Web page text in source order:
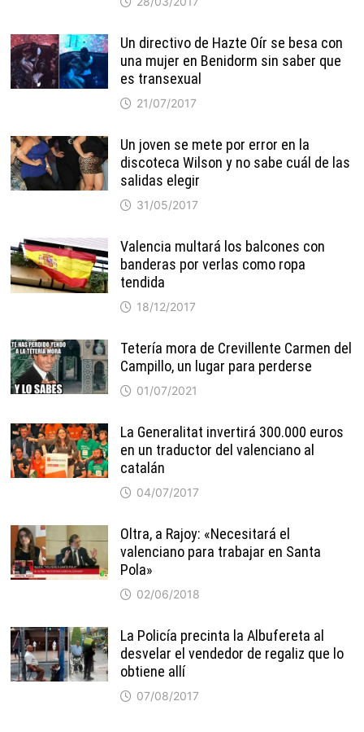
Un directivo de Hazte Oír se besa con
una mujer en Benidorm sin saber que
es transexual
21/07/2017
Un joven se mete por error en la
discoteca Wilson y no sabe cuál de las
salidas elegir
31/05/2017
Valencia multará los balcones con
banderas por verlas como ropa
tendida
18/12/2017
Tetería mora de Crevillente Carmen del
Campillo, un lugar para perderse
01/07/2021
La Generalitat invertirá 300.000 euros
en un traductor del valenciano al
catalán
04/07/2017
Oltra, a Rajoy: «Necesitará el
valenciano para trabajar en Santa
Pola»
02/06/2018
La Policía precinta la Albufereta al
desvelar el vendedor de regaliz que lo
obtiene allí
07/08/2017